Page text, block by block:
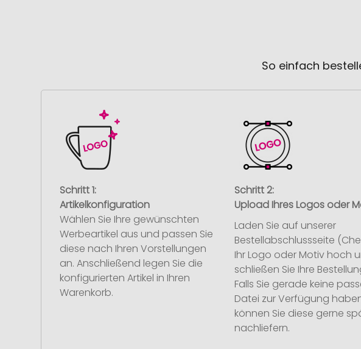
So einfach
Schritt 1:
Artikelkonfiguration
Wählen Sie Ihre gewünschten
Werbeartikel aus und passen Sie
diese nach Ihren Vorstellungen
an. Anschließend legen Sie die
konfigurierten Artikel in Ihren
Warenkorb.
Schritt 2:
Upload Ihres Logos oder
Laden Sie auf unserer
Bestellabschlussseite
Ihr Logo oder Motiv hoch
schließen Sie Ihre
Falls Sie gerade keine
Datei zur Verfügung
können Sie diese gerne
nachliefern.